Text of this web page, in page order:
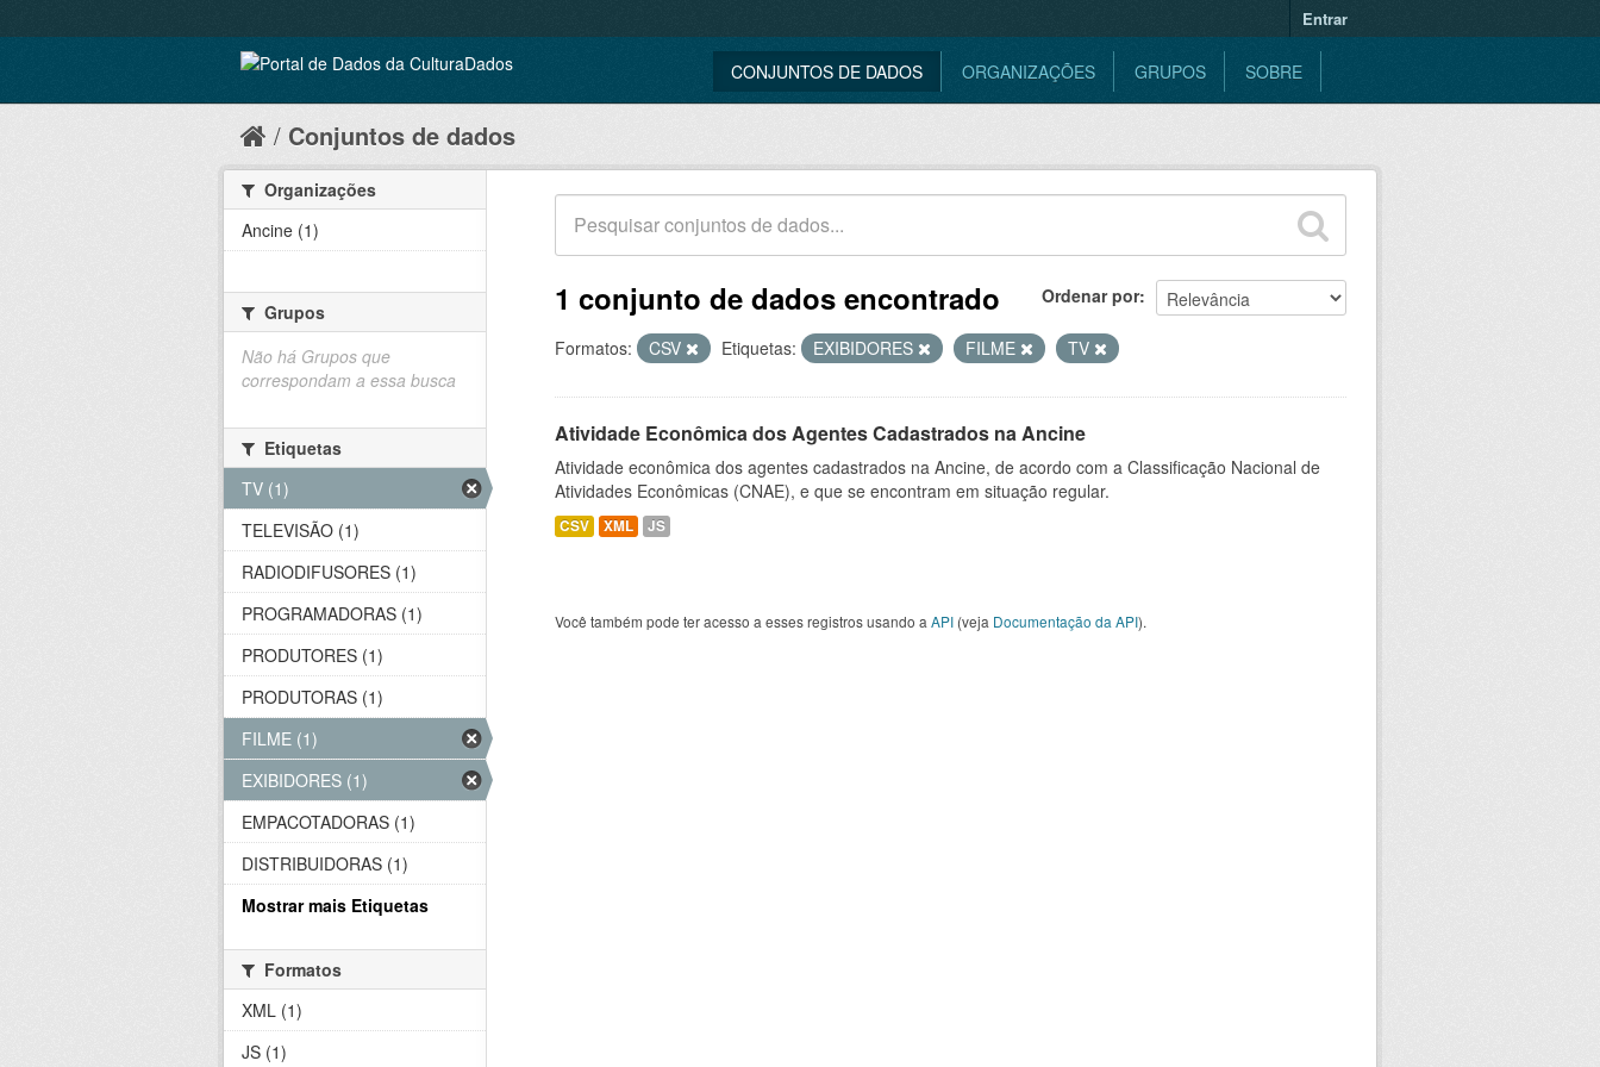
Entrar
CONJUNTOS DE DADOS ORGANIZAÇÕES GRUPOS SOBRE
Conjuntos de dados
Ordenar por
1 conjunto de dados encontrado
Formatos: CSV Etiquetas: EXIBIDORES FILME TV
Atividade Econômica dos Agentes Cadastrados na Ancine
Atividade econômica dos agentes cadastrados na Ancine, de acordo com a Classificação Nacional de
Atividades Econômicas (CNAE), e que se encontram em situação regular.
CSV XML JS
Você também pode ter acesso a esses registros usando a API (veja Documentação da API).
Organizações
Ancine (1)
Grupos
Não há Grupos que
correspondam a essa busca
Etiquetas
TV (1)
TELEVISÃO (1)
RADIODIFUSORES (1)
PROGRAMADORAS (1)
PRODUTORES (1)
PRODUTORAS (1)
FILME (1)
EXIBIDORES (1)
EMPACOTADORAS (1)
DISTRIBUIDORAS (1)
Mostrar mais Etiquetas
Formatos
XML (1)
JS (1)